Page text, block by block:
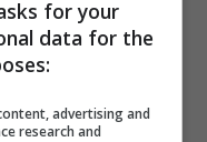
una certa
estivo del
for your
data for the
advertising and
research and